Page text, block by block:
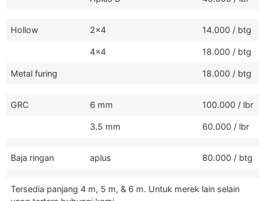
Hollow 2x4 14.000 / btg
4x4 18.000 / btg
Metal furing 18.000 / btg
GRC 6 mm 100.000 / lbr
3.5 mm 60.000 / lbr
Baja ringan aplus 80.000 / btg
Tersedia panjang 4 m, 5 m, & 6 m. Untuk merek lain selain